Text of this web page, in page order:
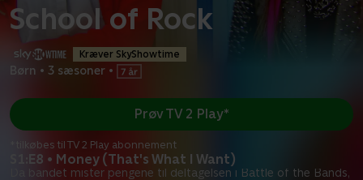
School of Rock
Kræver SkyShowtime
Børn • 3 sæsoner •
S1:E8 • Money (That's What I Want)
Da bandet mister pengene til deltagelsen i Battle of the Bands,
Prøv TV 2 Play*
*tilkøbes til TV 2 Play abonnement